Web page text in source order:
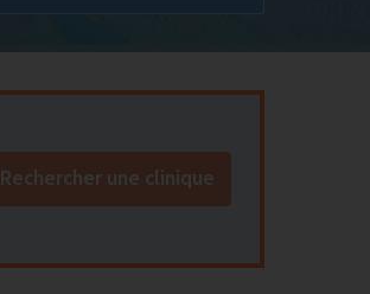
Rechercher une clinique